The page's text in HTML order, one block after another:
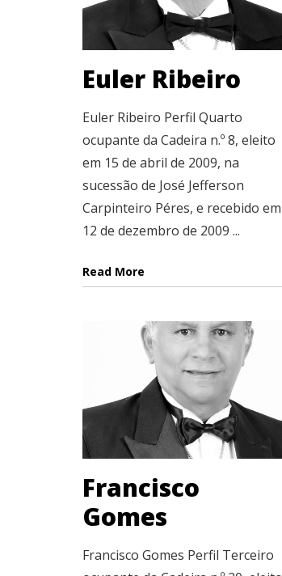
Euler Ribeiro
Euler Ribeiro Perfil Quarto
ocupante da Cadeira n.º 8, eleito
em 15 de abril de 2009, na
sucessão de José Jefferson
Carpinteiro Péres, e recebido em
12 de dezembro de 2009 ...
Read More
Francisco
Gomes
Francisco Gomes Perfil Terceiro